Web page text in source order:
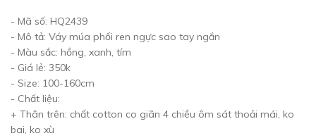
- Mã số: HQ2439
- Mô tả: Váy múa phối ren ngực sao tay ngắn
- Màu sắc: hồng, xanh, tím
- Giá lẻ: 350k
- Size: 100-160cm
- Chất liệu:
+ Thân trên: chất cotton co giãn 4 chiều ôm sát thoải mái, ko
bai, ko xù